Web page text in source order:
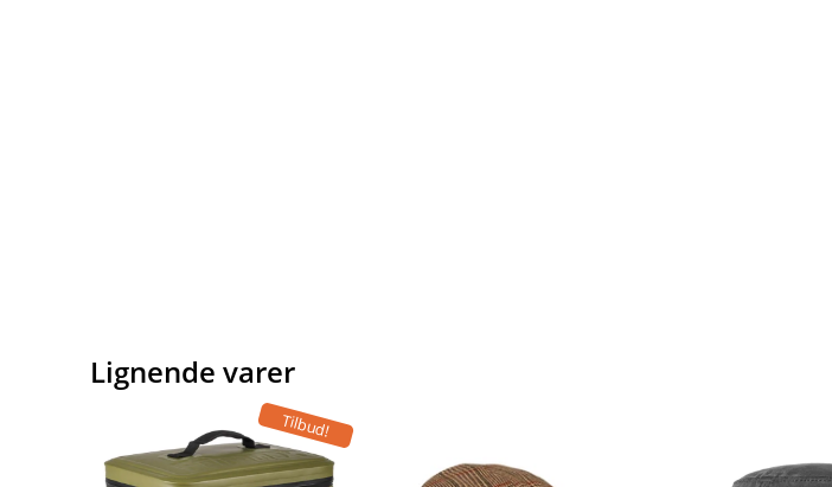
Lignende varer
Tilbud!